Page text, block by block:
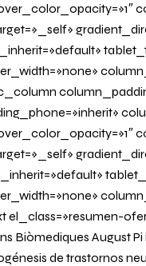
Biòmediques August Pi
de trastornos